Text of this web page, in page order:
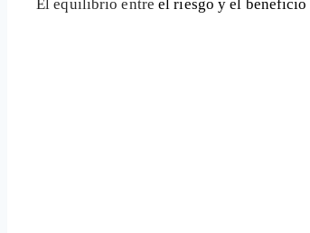
El equilibrio entreel riesgo y el beneficio